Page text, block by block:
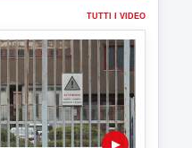
TUTTI I VIDEO